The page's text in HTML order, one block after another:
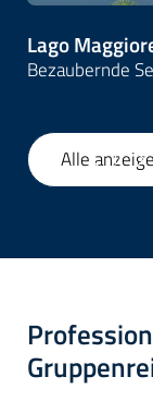
Lago
Bezaubernde
1 37
Alle